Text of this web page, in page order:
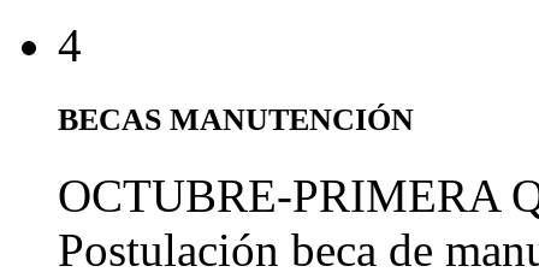
4
BECAS MANUTENCIÓN
OCTUBRE-PRIMERA
Postulación beca de